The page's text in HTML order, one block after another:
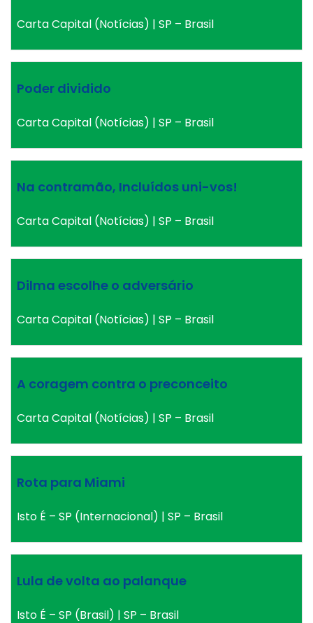
Carta Capital (Notícias) | SP – Brasil
Poder dividido
Carta Capital (Notícias) | SP – Brasil
Na contramão, Incluídos uni-vos!
Carta Capital (Notícias) | SP – Brasil
Dilma escolhe o adversário
Carta Capital (Notícias) | SP – Brasil
A coragem contra o preconceito
Carta Capital (Notícias) | SP – Brasil
Rota para Miami
Isto É – SP (Internacional) | SP – Brasil
Lula de volta ao palanque
Isto É – SP (Brasil) | SP – Brasil